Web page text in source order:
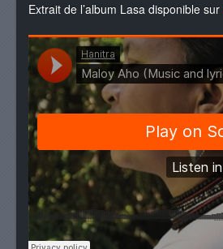
Extrait de l’album Lasa disponible sur